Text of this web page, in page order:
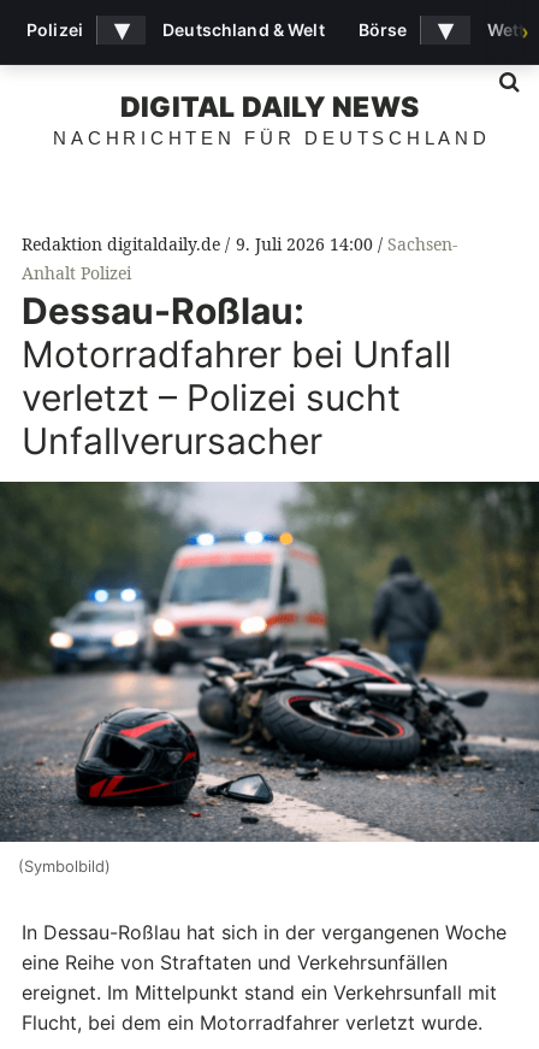
DIGITAL DAILY NEWS
NACHRICHTEN FÜR DEUTSCHLAND
Redaktion digitaldaily.de 9. Juli 2026 14:00
Sachsen-
Anhalt Polizei
Dessau-Roßlau:
Motorradfahrer bei Unfall
verletzt – Polizei sucht
Unfallverursacher
(Symbolbild)
In Dessau-Roßlau hat sich in der vergangenen Woche
eine Reihe von Straftaten und Verkehrsunfällen
ereignet. Im Mittelpunkt stand ein Verkehrsunfall mit
Flucht, bei dem ein Motorradfahrer verletzt wurde.
Polizei ▾ Deutschland & Welt Börse ▾ ›